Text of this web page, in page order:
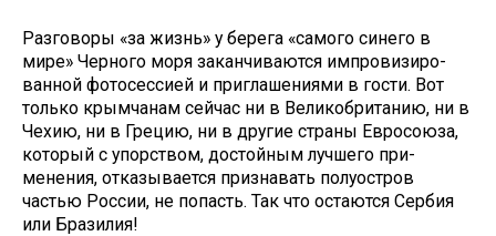
Разговоры «за жизнь» у берега «самого синего в
мире» Черного моря заканчиваются импровизиро­
ванной фотосессией и приглашени­ями в гости. Вот
только крымчанам сейчас ни в Великобританию, ни в
Чехию, ни в Грецию, ни в другие страны Евросоюза,
который с упор­ством, достойным лучшего при­
менения, отказывается признавать полуостров
частью России, не по­пасть. Так что остаются Сербия
или Бразилия!